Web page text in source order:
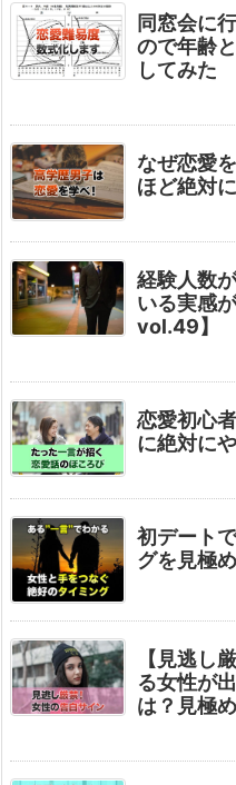
同窓会に
ので年齢
してみた
なぜ恋愛
ほど絶対
経験人数
いる実感
vol.49】
恋愛初心
に絶対に
初デート
グを見極
【見逃し
る女性が
は？見極